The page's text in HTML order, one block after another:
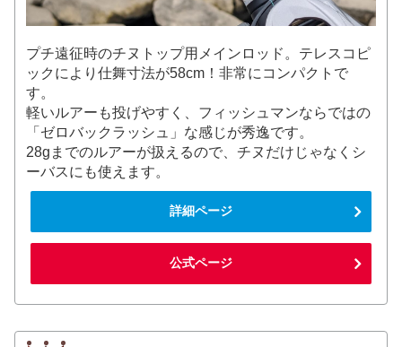
プチ遠征時のチヌトップ用メインロッド。テレスコピ
ックにより仕舞寸法が58cm！非常にコンパクトで
す。
軽いルアーも投げやすく、フィッシュマンならではの
「ゼロバックラッシュ」な感じが秀逸です。
28gまでのルアーが扱えるので、チヌだけじゃなくシ
ーバスにも使えます。
詳細ページ
公式ページ